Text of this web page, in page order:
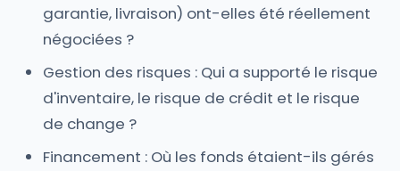
garantie, livraison) ont-elles été réellement
négociées ?
Gestion des risques : Qui a supporté le risque
d'inventaire, le risque de crédit et le risque
de change ?
Financement : Où les fonds étaient-ils gérés